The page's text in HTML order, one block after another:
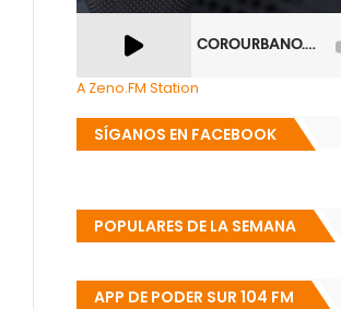
A Zeno.FM Station
SÍGANOS EN FACEBOOK
POPULARES DE LA SEMANA
APP DE PODER SUR 104 FM